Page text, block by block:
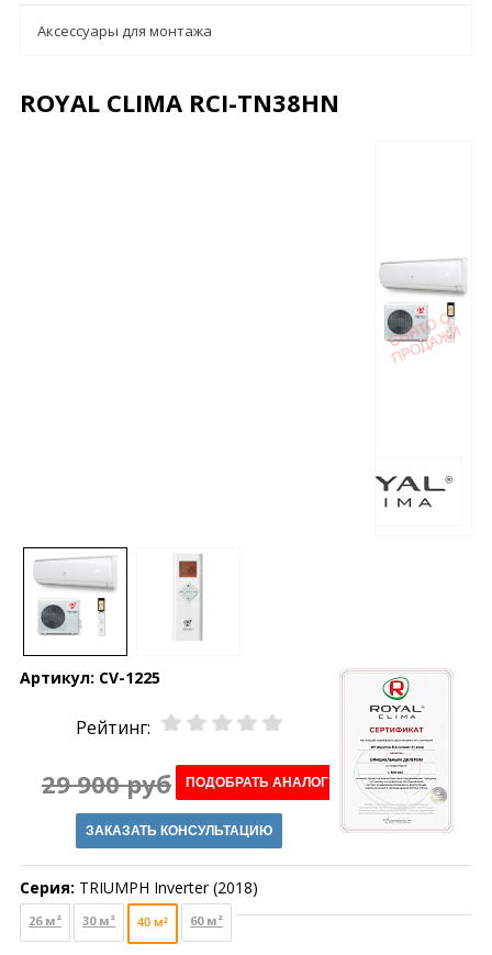
Аксессуары для монтажа
ROYAL CLIMA RCI-TN38HN
Артикул: CV-1225
Рейтинг:
29 900 руб ПОДОБРАТЬ АНАЛОГ
ЗАКАЗАТЬ КОНСУЛЬТАЦИЮ
Серия: TRIUMPH Inverter (2018)
26 м² 30 м² 40 м² 60 м²